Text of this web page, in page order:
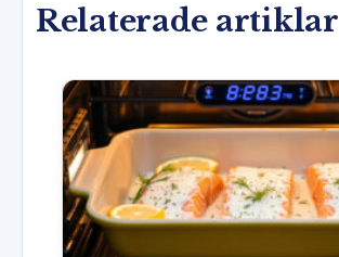
Relaterade artiklar